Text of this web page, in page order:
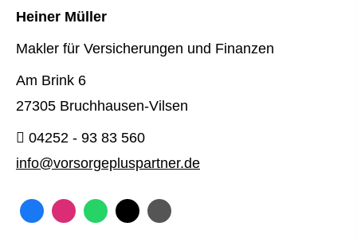
Heiner Müller
Makler für Versicherungen und Finanzen
Am Brink 6
27305 Bruchhausen-Vilsen
04252 - 93 83 560
info@vorsorgepluspartner.de